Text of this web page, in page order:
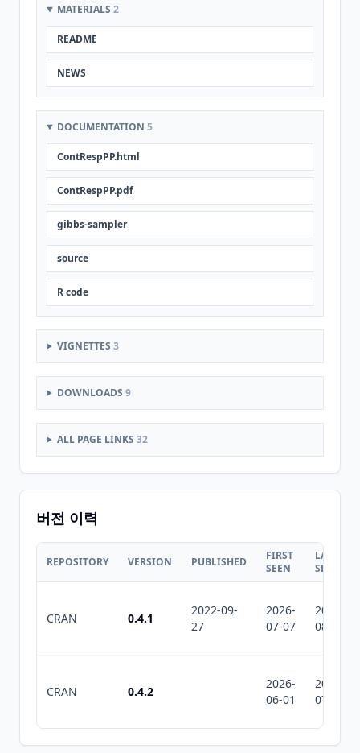
MATERIALS 2
README
NEWS
DOCUMENTATION 5
ContRespPP.html
ContRespPP.pdf
gibbs-sampler
source
R code
VIGNETTES 3
DOWNLOADS 9
ALL PAGE LINKS 32
버전 이력
REPOSITORY VERSION PUBLISHED
FIRST
SEEN
LAST
SEEN
CRAN 0.4.1
2022-09-
27
2026-
07-07
2026-
08-07
CRAN 0.4.2
2026-
06-01
2026-
07-10